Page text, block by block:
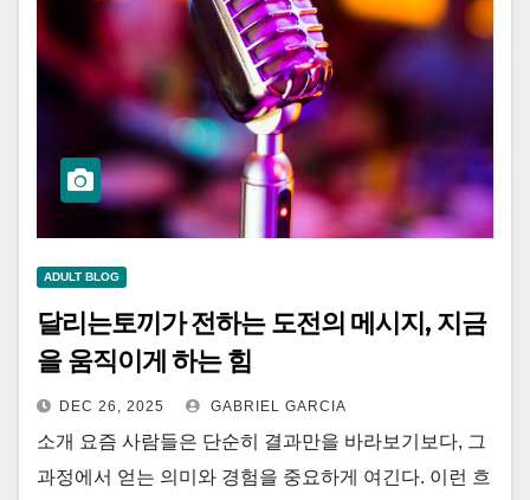
ADULT BLOG
달리는토끼가 전하는 도전의 메시지, 지금
을 움직이게 하는 힘
DEC 26, 2025 GABRIEL GARCIA
소개 요즘 사람들은 단순히 결과만을 바라보기보다, 그
과정에서 얻는 의미와 경험을 중요하게 여긴다. 이런 흐